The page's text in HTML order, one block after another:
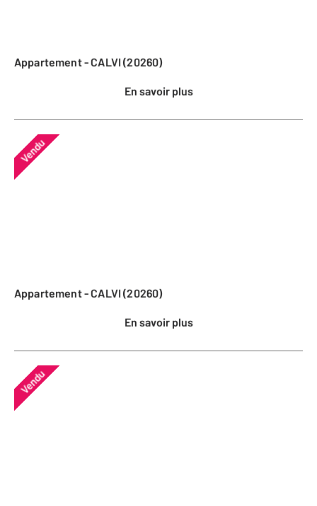
Appartement - CALVI (20260)
En savoir plus
Vendu
Appartement - CALVI (20260)
En savoir plus
Vendu